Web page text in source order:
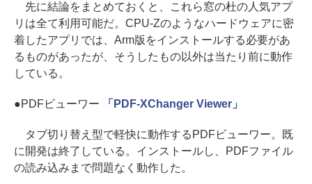
先に結論をまとめておくと、これら窓の杜の人気アプ
リは全て利用可能だ。CPU-Zのようなハードウェアに密
着したアプリでは、Arm版をインストールする必要があ
るものがあったが、そうしたもの以外は当たり前に動作
している。
●PDFビューワー 「PDF-XChanger Viewer」
タブ切り替え型で軽快に動作するPDFビューワー。既
に開発は終了している。インストールし、PDFファイル
の読み込みまで問題なく動作した。